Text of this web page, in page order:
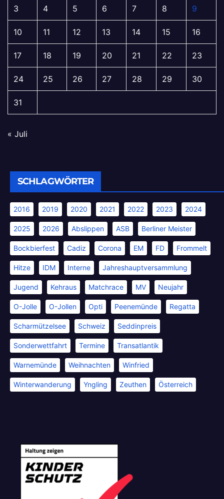
3 4 5 6 7 8 9
10 11 12 13 14 15 16
17 18 19 20 21 22 23
24 25 26 27 28 29 30
31
« Juli
SCHLAGWÖRTER
2016 2019 2020 2021 2022 2023 2024
2025 2026 Abslippen ASB Berliner Meister
Bockbierfest Cadiz Corona EM FD Frommelt
Hitze IDM Interne Jahreshauptversammlung
Jugend Kehraus Matchrace MV Neujahr
O-Jolle O-Jollen Opti Peenemünde Regatta
Scharmützelsee Schweiz Seddinpreis
Sonderwettfahrt Termine Transatlantik
Warnemünde Weihnachten Winfried
Winterwanderung Yngling Zeuthen Österreich